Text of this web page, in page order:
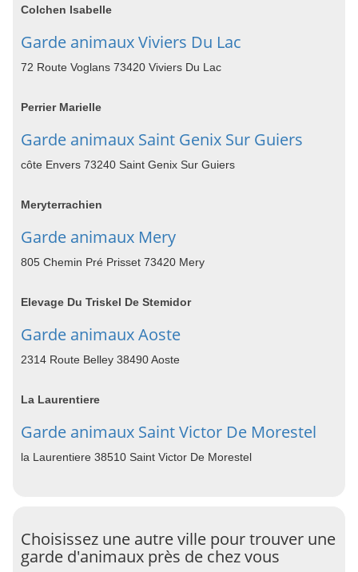
Colchen Isabelle
Garde animaux Viviers Du Lac
72 Route Voglans 73420 Viviers Du Lac
Perrier Marielle
Garde animaux Saint Genix Sur Guiers
côte Envers 73240 Saint Genix Sur Guiers
Meryterrachien
Garde animaux Mery
805 Chemin Pré Prisset 73420 Mery
Elevage Du Triskel De Stemidor
Garde animaux Aoste
2314 Route Belley 38490 Aoste
La Laurentiere
Garde animaux Saint Victor De Morestel
la Laurentiere 38510 Saint Victor De Morestel
Choisissez une autre ville pour trouver une
garde d'animaux près de chez vous